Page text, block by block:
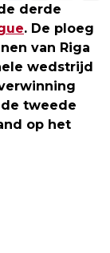
derde
. De ploeg
van Riga
wedstrijd
tweede
op het